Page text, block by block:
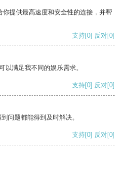
提供最高速度和安全性的连接，并帮
支持[0] 反对[0]
以满足我不同的娱乐需求。
支持[0] 反对[0]
问题都能得到及时解决。
支持[0] 反对[0]